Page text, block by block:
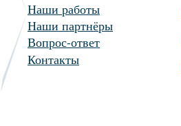
Наши работы
Наши партнёры
Вопрос-ответ
Контакты